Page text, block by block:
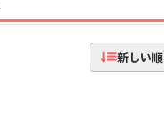
新しい順